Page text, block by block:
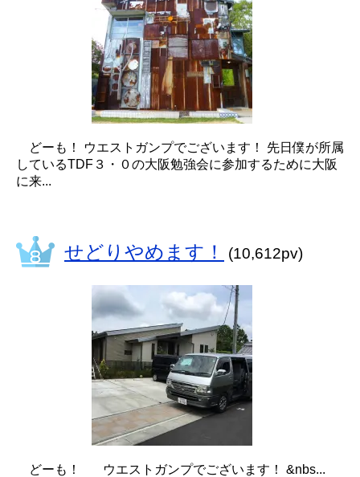
どーも！ ウエストガンプでございます！ 先日僕が所属
しているTDF３・０の大阪勉強会に参加するために大阪
に来...
せどりやめます！ (10,612pv)
どーも！ ウエストガンプでございます！ &nbs...